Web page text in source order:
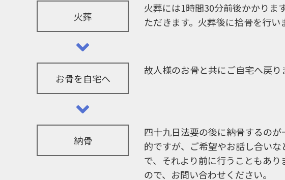
火葬
火葬には1時間30分前後かかりま
ただきます。火葬後に拾骨を行い
お骨を自宅へ
故人様のお骨と共にご自宅へ戻り
納骨
四十九日法要の後に納骨するのが
的ですが、ご希望やお話し合いな
で、それより前に行うこともあり
ので、お問い合わせください。